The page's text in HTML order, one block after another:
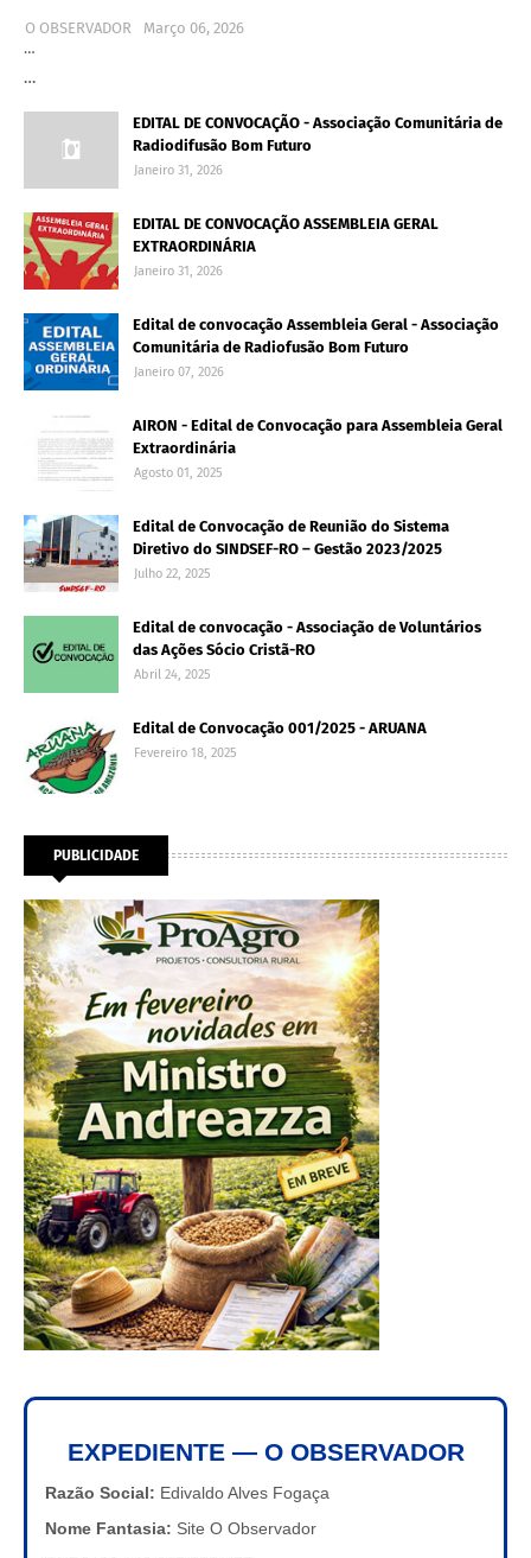
O OBSERVADOR
Março 06, 2026
…
…
EDITAL DE CONVOCAÇÃO - Associação Comunitária de
Radiodifusão Bom Futuro
Janeiro 31, 2026
EDITAL DE CONVOCAÇÃO ASSEMBLEIA GERAL
EXTRAORDINÁRIA
Janeiro 31, 2026
Edital de convocação Assembleia Geral - Associação
Comunitária de Radiofusão Bom Futuro
Janeiro 07, 2026
AIRON - Edital de Convocação para Assembleia Geral
Extraordinária
Agosto 01, 2025
Edital de Convocação de Reunião do Sistema
Diretivo do SINDSEF-RO – Gestão 2023/2025
Julho 22, 2025
Edital de convocação - Associação de Voluntários
das Ações Sócio Cristã-RO
Abril 24, 2025
Edital de Convocação 001/2025 - ARUANA
Fevereiro 18, 2025
PUBLICIDADE
EXPEDIENTE — O OBSERVADOR
Razão Social: Edivaldo Alves Fogaça
Nome Fantasia: Site O Observador